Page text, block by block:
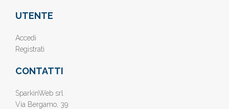
UTENTE
Accedi
Registrati
CONTATTI
SparkinWeb srl
Via Bergamo, 39